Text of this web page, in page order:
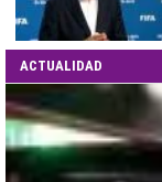
ACTUALIDAD